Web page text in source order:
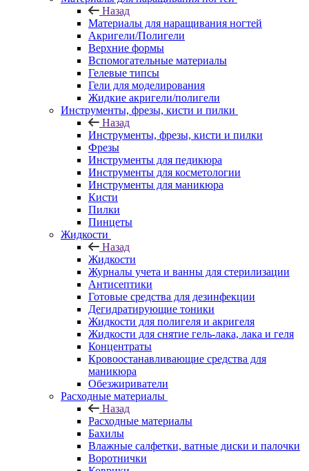
Назад
Материалы для наращивания ногтей
Акригели/Полигели
Верхние формы
Вспомогательные материалы
Гелевые типсы
Гели для моделирования
Жидкие акригели/полигели
Инструменты, фрезы, кисти и пилки
Назад
Инструменты, фрезы, кисти и пилки
Фрезы
Инструменты для педикюра
Инструменты для косметологии
Инструменты для маникюра
Кисти
Пилки
Пинцеты
Жидкости
Назад
Жидкости
Журналы учета и ванны для стерилизации
Антисептики
Готовые средства для дезинфекции
Дегидратирующие тоники
Жидкости для полигеля и акригеля
Жидкости для снятие гель-лака, лака и геля
Концентраты
Кровоостанавливающие средства для
маникюра
Обезжириватели
Расходные материалы
Назад
Расходные материалы
Бахилы
Влажные салфетки, ватные диски и палочки
Воротнички